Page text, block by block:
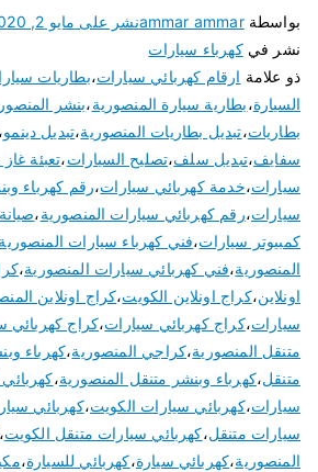
بواسطةammar ammarنشر على مايو 2, 2020
نشر فيكهرباء سيارات
ذو علامة ارقام كهربائي سيارات،بطاريات
السيارة،بطارية سيارة المنصورية،بنشر
بطاريات،تبديل بطاريات المنصورية،تبديل دينمو،
سفايف،تبديل سلف،تصليح السيارات،تعبئة
سيارات،خدمة كهربائي سيارات،رقم كهرباء
سيارات،رقم كهربائي سيارات المنصورية،
كمبيوتر سيارات،فني كهرباء سيارات المنصورية
المنصورية،فني كهربائي سيارات المنصورية،
اونلاين،كراج اونلاين الكويت،كراج اونلاين
سيارات،كراج كهربائي سيارات،كراج كهربائي
متنقل المنصورية،كراجي المنصورية،كهرباء
متنقل،كهرباء وبنشر متنقل المنصورية،
سيارات،كهربائي سيارات الكويت،كهربائي
سيارات متنقل،كهربائي سيارات متنقل الكويت،
المنصورية،كهربائي سيارة،كهربائي للسيارة،